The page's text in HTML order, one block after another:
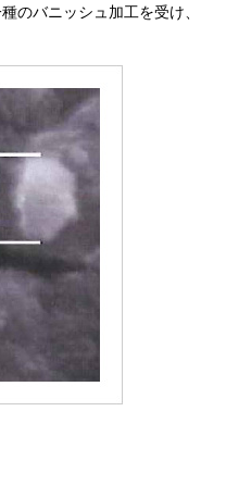
のバニッシュ加工を受け、